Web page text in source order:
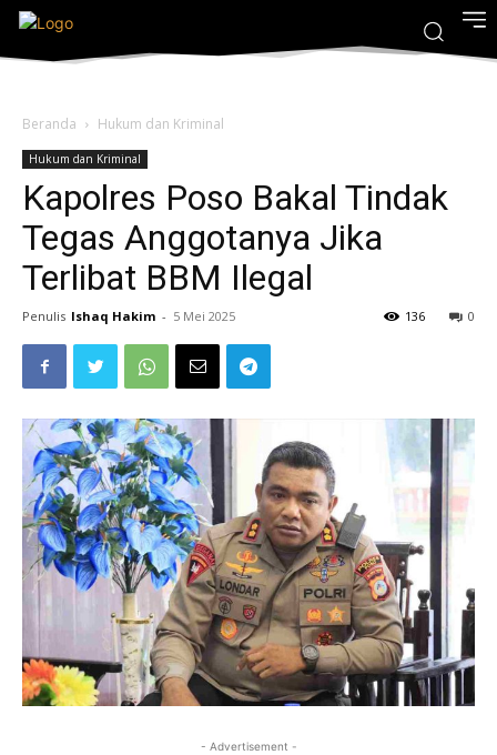
Beranda Hukum dan Kriminal
Hukum dan Kriminal
Kapolres Poso Bakal Tindak
Tegas Anggotanya Jika
Terlibat BBM Ilegal
Penulis Ishaq Hakim - 5 Mei 2025 0
136
- Advertisement -